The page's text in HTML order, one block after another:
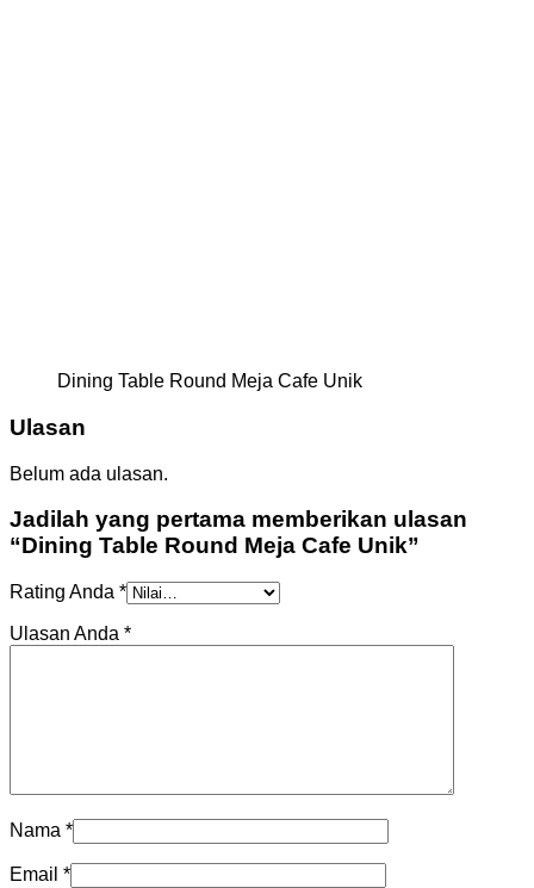
Dining Table Round Meja Cafe Unik
Ulasan
Belum ada ulasan.
Jadilah yang pertama memberikan ulasan
“Dining Table Round Meja Cafe Unik”
Rating Anda *
Ulasan Anda *
Nama *
Email *